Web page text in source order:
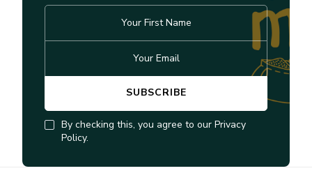
By checking this, you agree to our Privacy
Policy.